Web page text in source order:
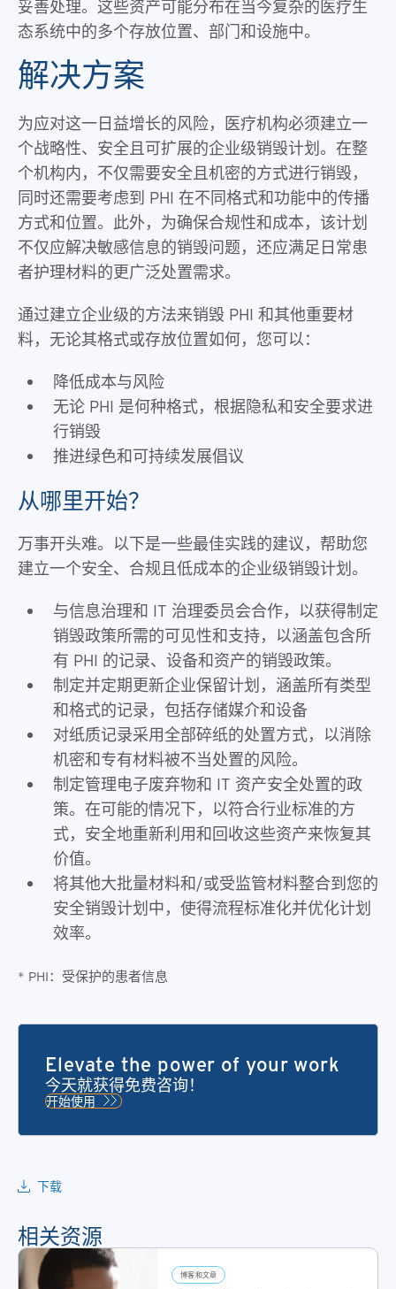
妥善处理。这些资产可能分布在当今复杂的医疗生
态系统中的多个存放位置、部门和设施中。
解决方案
为应对这一日益增长的风险，医疗机构必须建立一
个战略性、安全且可扩展的企业级销毁计划。在整
个机构内，不仅需要安全且机密的方式进行销毁，
同时还需要考虑到 PHI 在不同格式和功能中的传播
方式和位置。此外，为确保合规性和成本，该计划
不仅应解决敏感信息的销毁问题，还应满足日常患
者护理材料的更广泛处置需求。
通过建立企业级的方法来销毁 PHI 和其他重要材
料，无论其格式或存放位置如何，您可以：
降低成本与风险
无论 PHI 是何种格式，根据隐私和安全要求进
行销毁
推进绿色和可持续发展倡议
从哪里开始？
万事开头难。以下是一些最佳实践的建议，帮助您
建立一个安全、合规且低成本的企业级销毁计划。
与信息治理和 IT 治理委员会合作，以获得制定
销毁政策所需的可见性和支持，以涵盖包含所
有 PHI 的记录、设备和资产的销毁政策。
制定并定期更新企业保留计划，涵盖所有类型
和格式的记录，包括存储媒介和设备
对纸质记录采用全部碎纸的处置方式，以消除
机密和专有材料被不当处置的风险。
制定管理电子废弃物和 IT 资产安全处置的政
策。在可能的情况下，以符合行业标准的方
式，安全地重新利用和回收这些资产来恢复其
价值。
将其他大批量材料和/或受监管材料整合到您的
安全销毁计划中，使得流程标准化并优化计划
效率。
* PHI：受保护的患者信息
Elevate the power of your work
今天就获得免费咨询！
开始使用
下载
相关资源
博客和文章